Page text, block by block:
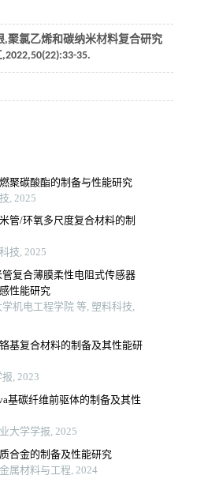
,聚氯乙烯和碳纳米材料复合研究
,2022,50(22):33-35.